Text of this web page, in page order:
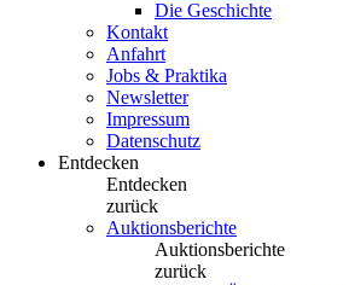
Die Geschichte
Kontakt
Anfahrt
Jobs & Praktika
Newsletter
Impressum
Datenschutz
Entdecken
Entdecken
zurück
Auktionsberichte
Auktionsberichte
zurück